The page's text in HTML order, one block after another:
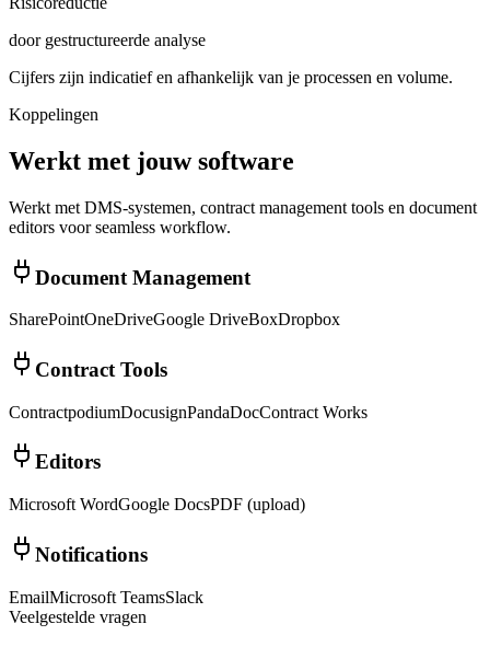
door gestructureerde analyse
Cijfers zijn indicatief en afhankelijk van je processen en volume.
Koppelingen
Werkt met jouw software
Werkt met DMS-systemen, contract management tools en document
editors voor seamless workflow.
Document Management
SharePointOneDriveGoogle DriveBoxDropbox
Contract Tools
ContractpodiumDocusignPandaDocContract Works
Editors
Microsoft WordGoogle DocsPDF (upload)
Notifications
EmailMicrosoft TeamsSlack
Veelgestelde vragen